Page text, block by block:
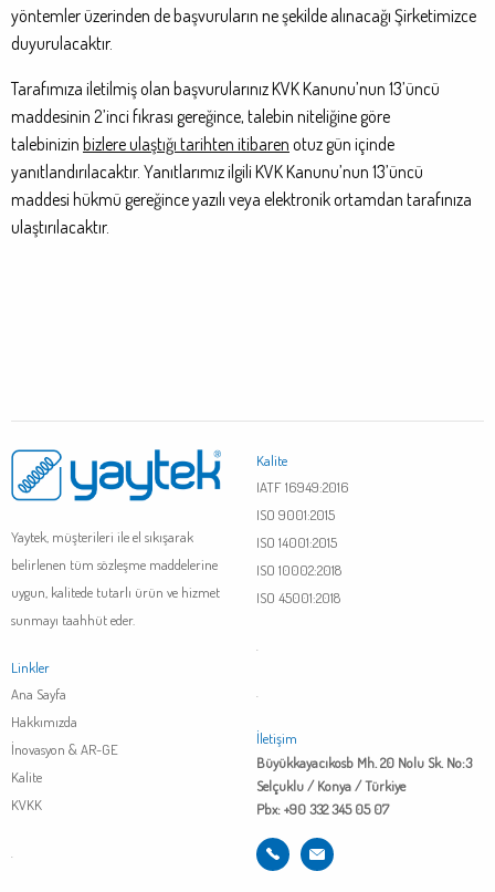
yöntemler üzerinden de başvuruların ne şekilde alınacağı Şirketimizce
duyurulacaktır.
Tarafımıza iletilmiş olan başvurularınız KVK Kanunu’nun 13’üncü
maddesinin 2’inci fıkrası gereğince, talebin niteliğine göre
talebinizin bizlere ulaştığı tarihten itibaren otuz gün içinde
yanıtlandırılacaktır. Yanıtlarımız ilgili KVK Kanunu’nun 13’üncü
maddesi hükmü gereğince yazılı veya elektronik ortamdan tarafınıza
ulaştırılacaktır.
Yaytek, müşterileri ile el sıkışarak
belirlenen tüm sözleşme maddelerine
uygun, kalitede tutarlı ürün ve hizmet
sunmayı taahhüt eder.
Linkler
Ana Sayfa
Hakkımızda
İnovasyon & AR-GE
Kalite
KVKK
Kalite
IATF 16949:2016
ISO 9001:2015
ISO 14001:2015
ISO 10002:2018
ISO 45001:2018
İletişim
Büyükkayacıkosb Mh. 20 Nolu Sk. No:3
Selçuklu / Konya / Türkiye
Pbx: +90 332 345 05 07